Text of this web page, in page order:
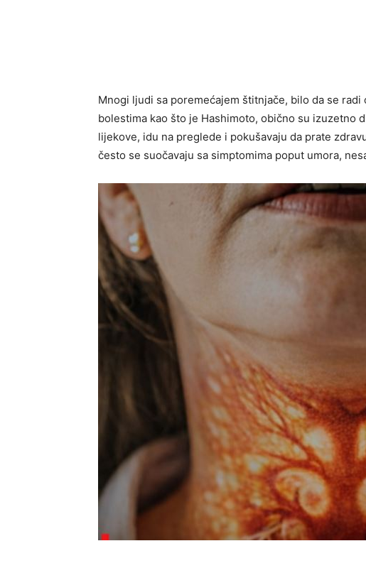
Mnogi ljudi sa poremećajem štitnjače, bilo da se
bolestima kao što je Hashimoto, obično su izuzetno
lijekove, idu na preglede i pokušavaju da prate
često se suočavaju sa simptomima poput umora,